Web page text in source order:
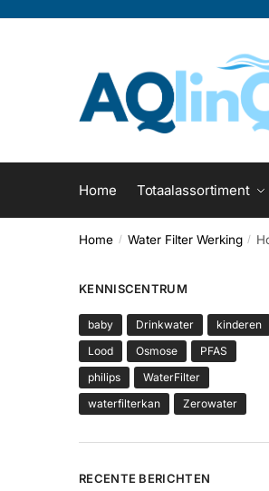
Home Totaalassortiment
Home / Water Filter Werking /
KENNISCENTRUM
baby Drinkwater
kinderen
Lood
Osmose
PFAS
philips
WaterFilter
waterfilterkan
Zerowater
RECENTE BERICHTEN